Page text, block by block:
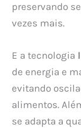
preservando
vezes mais.
E a tecnologia
de energia e
evitando
alimentos.
se adapta a